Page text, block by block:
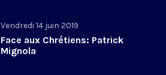
Vendredi 14 juin 2019
Face aux Chrétiens: Patrick
Mignola